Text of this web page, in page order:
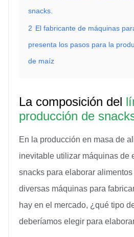
snacks.
2 El fabricante de máquinas
presenta los pasos para la
de maíz
La composición del
producción de
En la producción en masa de
inevitable utilizar máquinas de
snacks para elaborar
diversas máquinas para
hay en el mercado, ¿qué tipo
deberíamos elegir para